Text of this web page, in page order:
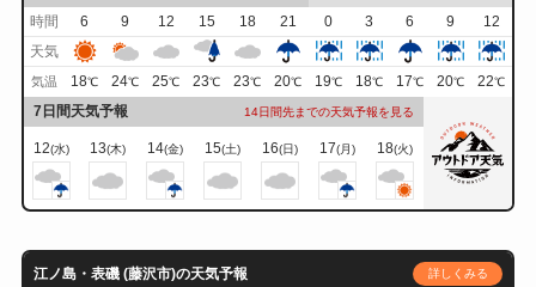
時間
6 9 12 15 18 21 0 3 6 9
12
天気
気温 18℃ 24℃ 25℃ 23℃ 23℃ 20℃ 19℃ 18℃ 17℃ 20℃ 22℃
7日間天気予報 14日間先までの天気予報を見る
12(水) 13(木) 14(金) 15(土) 16(日) 17(月) 18(火)
江ノ島・表磯 (藤沢市)の天気予報 詳しくみる